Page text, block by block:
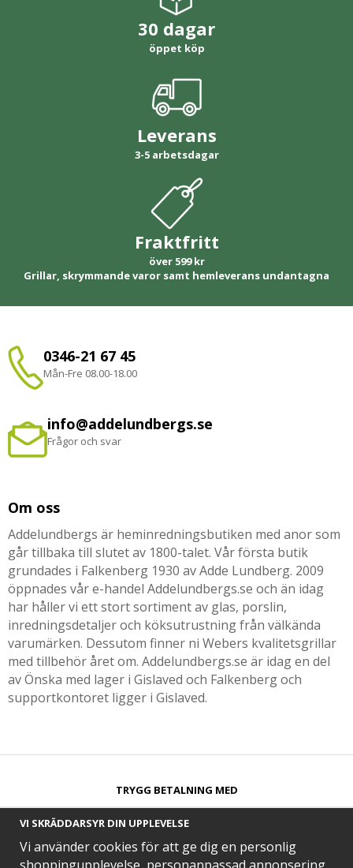
30 dagar
öppet köp
Leverans
3-5 arbetsdagar
Fraktfritt
över 599 kr
Grillar, skrymmande varor samt hemleverans undantagna
0346-21 67 45
Mån-Fre 08.00-18.00
info@addelundbergs.se
Frågor och svar
Om oss
Addelundbergs är heminredningsbutiken med anor som
går tillbaka till slutet av 1800-talet. Vår första butik
grundades i Falkenberg 1930 av Adde Lundberg. 2009
öppnades vår e-handel Addelundbergs.se och än idag
har håller vi ett stort sortiment av glas, porslin,
inredningsdetaljer och köksutrustning från välkända
varumärken. Dessutom finner ni Webers kvalitetsgrillar
med tillbehör året om. Addelundbergs.se är idag en del
av Önska med lager i Gislaved och Falkenberg och
supportkontoret ligger i Gislaved.
TRYGG BETALNING MED​
VI SKRÄDDARSYR DIN UPPLEVELSE
Vi använder cookies för att ge dig en personlig